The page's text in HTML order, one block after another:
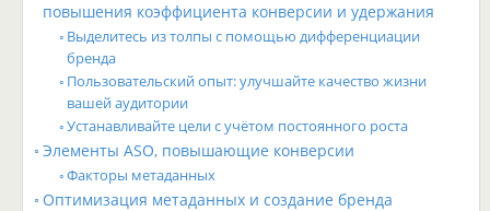
повышения коэффициента конверсии и удержания
Выделитесь из толпы с помощью дифференциации
бренда
Пользовательский опыт: улучшайте качество жизни
вашей аудитории
Устанавливайте цели с учётом постоянного роста
Элементы ASO, повышающие конверсии
Факторы метаданных
Оптимизация метаданных и создание бренда